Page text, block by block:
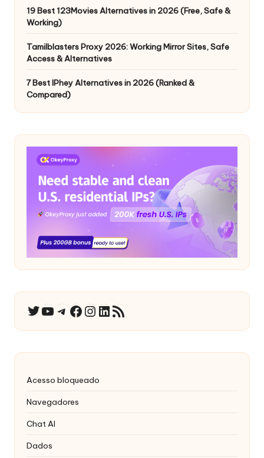
19 Best 123Movies Alternatives in 2026 (Free, Safe &
Working)
Tamilblasters Proxy 2026: Working Mirror Sites, Safe
Access & Alternatives
7 Best IPhey Alternatives in 2026 (Ranked &
Compared)
Twitter
YouTube
Telegrama
Facebook
Instagram
LinkedIn
RSS Feed
Acesso bloqueado
Navegadores
Chat AI
Dados